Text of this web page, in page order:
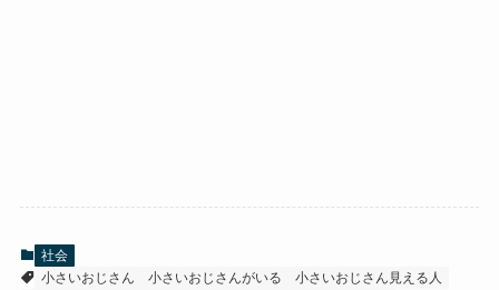
社会
小さいおじさん
小さいおじさんがいる
小さいおじさん見える人